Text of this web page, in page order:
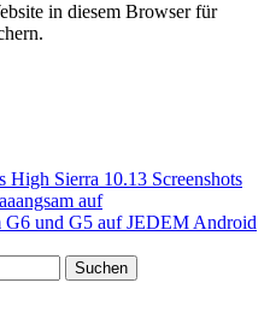
in diesem Browser für
High Sierra 10.13 Screenshots
auf
G6 und G5 auf JEDEM Android
Suchen